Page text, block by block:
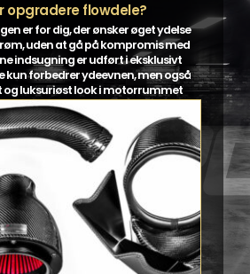
opgradere flowdele?
er for dig, der ønsker øget ydelse
uden at gå på kompromis med
indsugning er udført i eksklusivt
kun forbedrer ydeevnen, men også
og luksuriøst look i motorrummet